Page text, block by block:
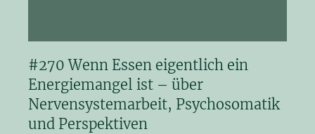
#270 Wenn Essen eigentlich ein
Energiemangel ist – über
Nervensystemarbeit, Psychosomatik
und Perspektiven